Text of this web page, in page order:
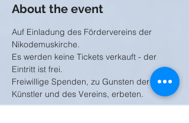
About the event
Auf Einladung des Fördervereins der
Nikodemuskirche.
Es werden keine Tickets verkauft - der
Eintritt ist frei.
Freiwillige Spenden, zu Gunsten der
Künstler und des Vereins, erbeten.